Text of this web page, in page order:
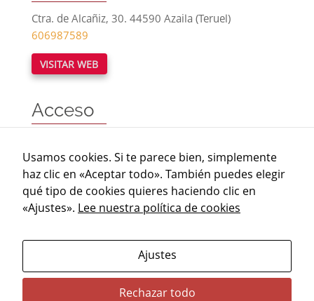
Ctra. de Alcañiz, 30. 44590 Azaila (Teruel)
606987589
VISITAR WEB
Acceso
Consultar
Calendario 2025
Más información en
www.iberosenaragon.net
Condiciones de acceso:
El Centro de Visitantes de Azaila se sitúa en la
carretera N-232 a su paso por la localidad de Azaila.
Usamos cookies. Si te parece bien, simplemente
haz clic en «Aceptar todo». También puedes elegir
qué tipo de cookies quieres haciendo clic en
«Ajustes». Lee nuestra política de cookies
Ajustes
Rechazar todo